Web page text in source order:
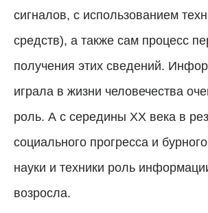
сигналов, с использованием
средств), а также сам процесс
получения этих сведений.
играла в жизни человечества
роль. А с середины XX века в
социального прогресса и
науки и техники роль
возросла.